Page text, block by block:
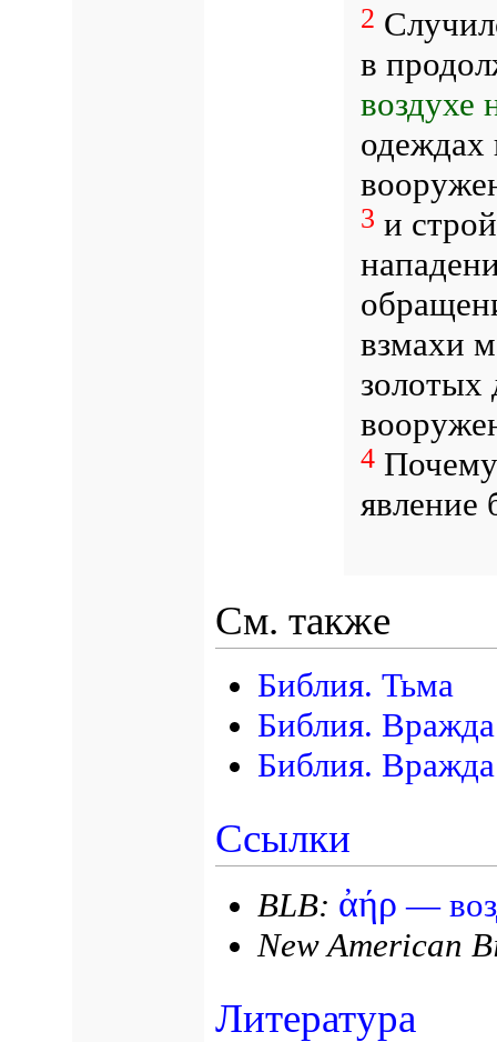
2
в
воздухе
одеждах
3 и
взмахи
золотых
4Почему
явление
См. также
Библия. Тьма
Библия.
Библия.
Ссылки
BLB: ἀήρ —
New American
Литература